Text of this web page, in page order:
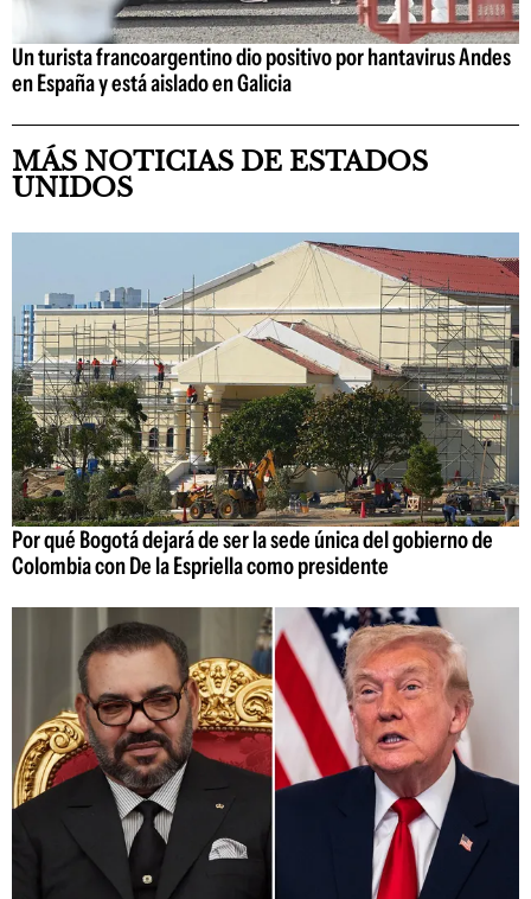
Un turista francoargentino dio positivo por hantavirus Andes
en España y está aislado en Galicia
MÁS NOTICIAS DE ESTADOS
UNIDOS
Por qué Bogotá dejará de ser la sede única del gobierno de
Colombia con De la Espriella como presidente